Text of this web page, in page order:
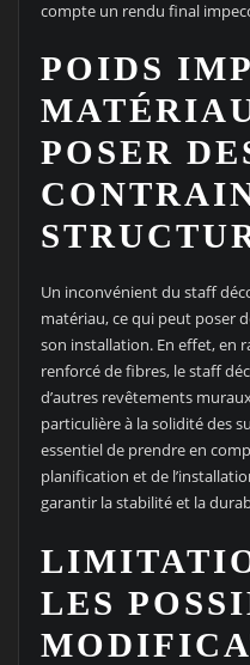
compte un rendu final
POIDS
POSER
Un inconvénient du staff
matériau, ce qui peut poser
son installation. En effet, en
renforcé de fibres, le staff
d’autres revêtements
particulière à la solidité des
essentiel de prendre en
planification et de
garantir la stabilité et la
LES